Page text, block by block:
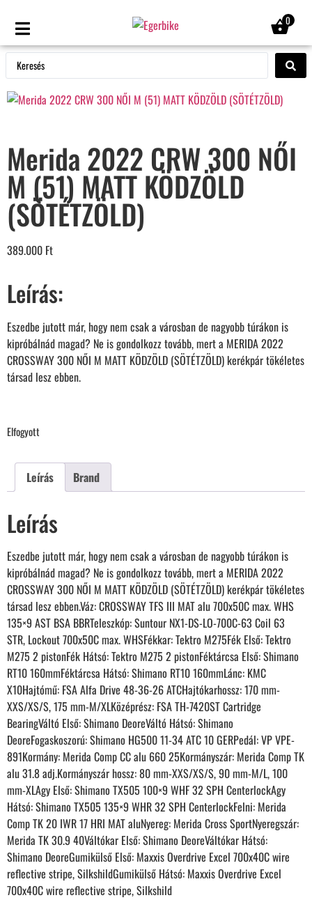
0
Merida 2022 CRW 300 NŐI
M (51) MATT KÖDZÖLD
(SÖTÉTZÖLD)
389.000 Ft
Leírás:
Eszedbe jutott már, hogy nem csak a városban de nagyobb túrákon is
kipróbálnád magad? Ne is gondolkozz tovább, mert a MERIDA 2022
CROSSWAY 300 NŐI M MATT KÖDZÖLD (SÖTÉTZÖLD) kerékpár tökéletes
társad lesz ebben.
Elfogyott
Leírás Brand
Leírás
Eszedbe jutott már, hogy nem csak a városban de nagyobb túrákon is
kipróbálnád magad? Ne is gondolkozz tovább, mert a MERIDA 2022
CROSSWAY 300 NŐI M MATT KÖDZÖLD (SÖTÉTZÖLD) kerékpár tökéletes
társad lesz ebben.Váz: CROSSWAY TFS III MAT alu 700x50C max. WHS
135×9 AST BSA BBRTeleszkóp: Suntour NX1-DS-LO-700C-63 Coil 63
STR, Lockout 700x50C max. WHSFékkar: Tektro M275Fék Első: Tektro
M275 2 pistonFék Hátsó: Tektro M275 2 pistonFéktárcsa Első: Shimano
RT10 160mmFéktárcsa Hátsó: Shimano RT10 160mmLánc: KMC
X10Hajtómű: FSA Alfa Drive 48-36-26 ATCHajtókarhossz: 170 mm-
XXS/XS/S, 175 mm-M/XLKözéprész: FSA TH-7420ST Cartridge
BearingVáltó Első: Shimano DeoreVáltó Hátsó: Shimano
DeoreFogaskoszorú: Shimano HG500 11-34 ATC 10 GERPedál: VP VPE-
891Kormány: Merida Comp CC alu 660 25Kormányszár: Merida Comp TK
alu 31.8 adj.Kormányszár hossz: 80 mm-XXS/XS/S, 90 mm-M/L, 100
mm-XLAgy Első: Shimano TX505 100×9 WHF 32 SPH CenterlockAgy
Hátsó: Shimano TX505 135×9 WHR 32 SPH CenterlockFelni: Merida
Comp TK 20 IWR 17 HRI MAT aluNyereg: Merida Cross SportNyeregszár:
Merida TK 30.9 40Váltókar Első: Shimano DeoreVáltókar Hátsó:
Shimano DeoreGumikülső Első: Maxxis Overdrive Excel 700x40C wire
reflective stripe, SilkshildGumikülső Hátsó: Maxxis Overdrive Excel
700x40C wire reflective stripe, Silkshild